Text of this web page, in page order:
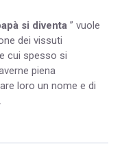
si diventa ” vuole
dei vissuti
cui spesso si
piena
loro un nome e di